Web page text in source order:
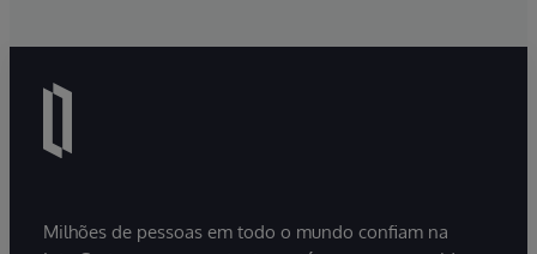
Milhões de pessoas em todo o mundo confiam na